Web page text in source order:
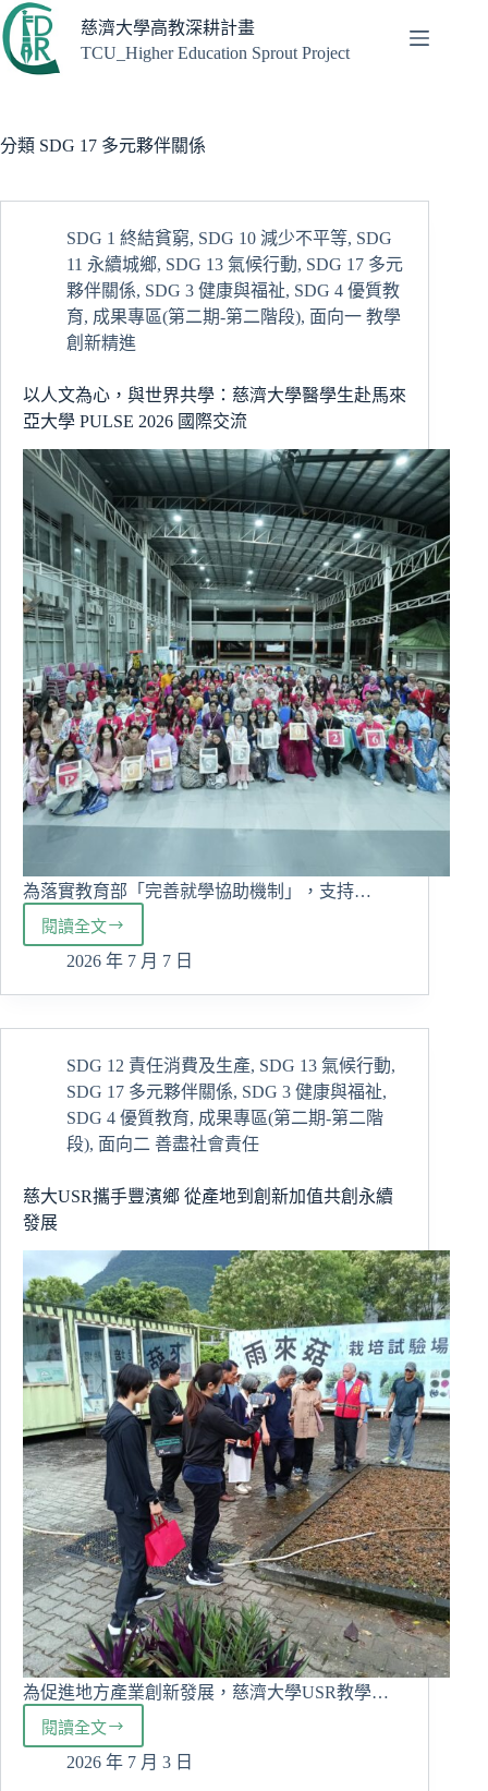
跳
至
主
容
慈濟大學高教深耕計畫
TCU_Higher Education Sprout Project
分類 SDG 17 多元夥伴關係
SDG 1 終結貧窮, SDG 10 減少不平等, SDG
11 永續城鄉, SDG 13 氣候行動, SDG 17 多元
夥伴關係, SDG 3 健康與福祉, SDG 4 優質教
育, 成果專區(第二期-第二階段), 面向一 教學
創新精進
以人文為心，與世界共學：慈濟大學醫學生赴馬來
亞大學 PULSE 2026 國際交流
為落實教育部「完善就學協助機制」，支持…
閱讀全文
以
人
心，
世
界
共
學：
濟
大
醫
學
生
赴
馬
來
亞
大
學
PULSE
2026
國
際
交
流
2026 年 7 月 7 日
SDG 12 責任消費及生產, SDG 13 氣候行動,
SDG 17 多元夥伴關係, SDG 3 健康與福祉,
SDG 4 優質教育, 成果專區(第二期-第二階
段), 面向二 善盡社會責任
慈大USR攜手豐濱鄉 從產地到創新加值共創永續
發展
為促進地方產業創新發展，慈濟大學USR教學…
閱讀全文
慈
大
2026 年 7 月 3 日